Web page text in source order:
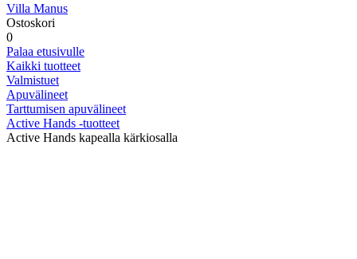
Villa Manus
Ostoskori
0
Palaa etusivulle
Kaikki tuotteet
Valmistuet
Apuvälineet
Tarttumisen apuvälineet
Active Hands -tuotteet
Active Hands kapealla kärkiosalla